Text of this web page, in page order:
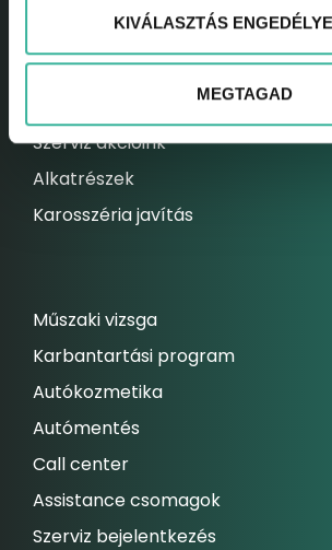
KIVÁLASZTÁS
MEGTAGAD
Elektromos autó szerviz
Kárrendezési centrum
Állandó szolgáltatásaink
Szerviz akcióink
Alkatrészek
Karosszéria javítás
Műszaki vizsga
Karbantartási program
Autókozmetika
Autómentés
Call center
Assistance csomagok
Szerviz bejelentkezés